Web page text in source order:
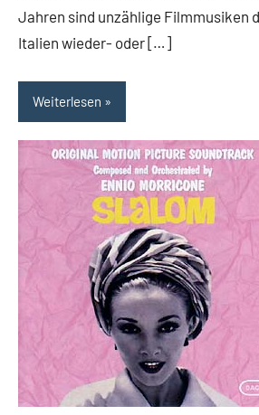
Jahren sind unzählige Filmmusiken
Italien wieder- oder […]
Weiterlesen